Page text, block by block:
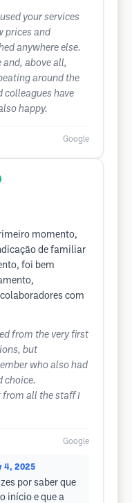
your services
prices and
anywhere else.
and, above all,
around the
colleagues have
happy.
Google
momento,
de familiar
foi bem
com
from the very first
but
who also had
choice.
from all the staff I
Google
4, 2025
por saber que
início e que a